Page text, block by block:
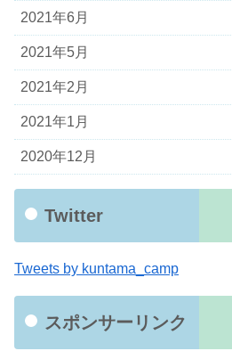
2021年6月
2021年5月
2021年2月
2021年1月
2020年12月
Twitter
Tweets by kuntama_camp
スポンサーリンク